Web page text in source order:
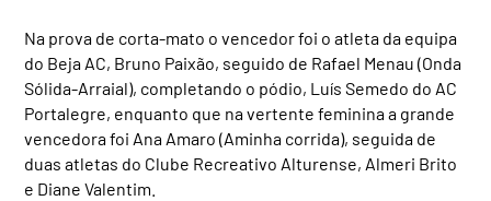
Na prova de corta-mato o vencedor foi o atleta da equipa
do Beja AC, Bruno Paixão, seguido de Rafael Menau (Onda
Sólida-Arraial), completando o pódio, Luís Semedo do AC
Portalegre, enquanto que na vertente feminina a grande
vencedora foi Ana Amaro (Aminha corrida), seguida de
duas atletas do Clube Recreativo Alturense, Almeri Brito
e Diane Valentim.